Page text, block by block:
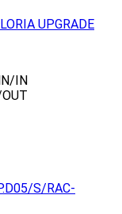
UPGRADE
IN